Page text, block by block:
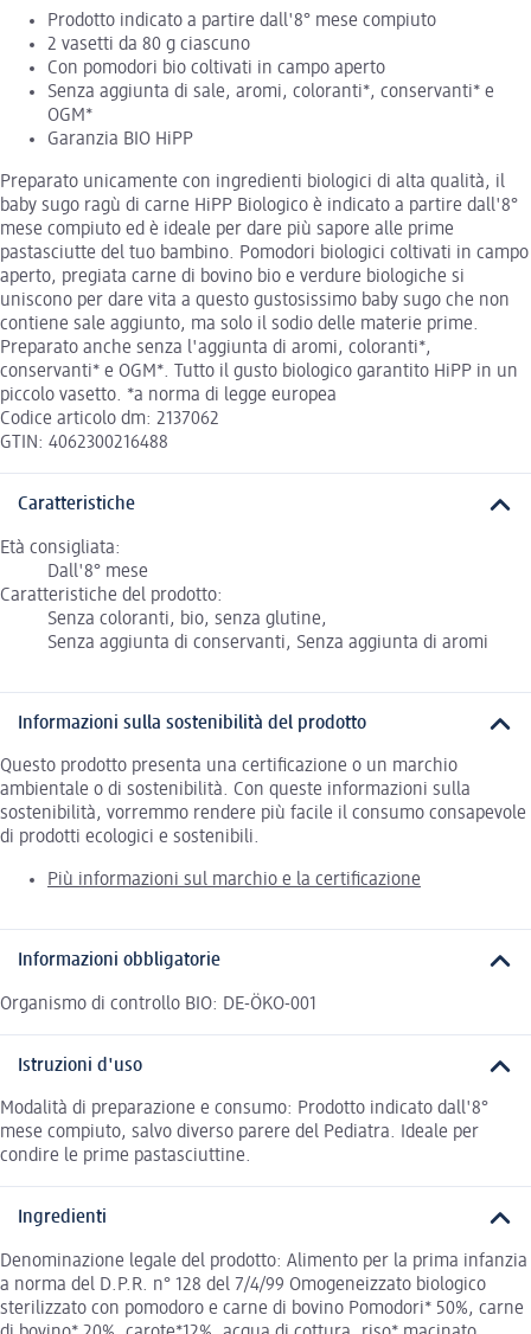
Prodotto indicato a partire dall'8° mese compiuto
2 vasetti da 80 g ciascuno
Con pomodori bio coltivati in campo aperto
Senza aggiunta di sale, aromi, coloranti*, conservanti* e
OGM*
Garanzia BIO HiPP
Preparato unicamente con ingredienti biologici di alta qualità, il
baby sugo ragù di carne HiPP Biologico è indicato a partire dall'8°
mese compiuto ed è ideale per dare più sapore alle prime
pastasciutte del tuo bambino. Pomodori biologici coltivati in campo
aperto, pregiata carne di bovino bio e verdure biologiche si
uniscono per dare vita a questo gustosissimo baby sugo che non
contiene sale aggiunto, ma solo il sodio delle materie prime.
Preparato anche senza l'aggiunta di aromi, coloranti*,
conservanti* e OGM*. Tutto il gusto biologico garantito HiPP in un
piccolo vasetto. *a norma di legge europea
Codice articolo dm: 2137062
GTIN: 4062300216488
Caratteristiche
Età consigliata:
Dall'8° mese
Caratteristiche del prodotto:
Senza coloranti, bio, senza glutine,
Senza aggiunta di conservanti, Senza aggiunta di aromi
Informazioni sulla sostenibilità del prodotto
Questo prodotto presenta una certificazione o un marchio
ambientale o di sostenibilità. Con queste informazioni sulla
sostenibilità, vorremmo rendere più facile il consumo consapevole
di prodotti ecologici e sostenibili.
Più informazioni sul marchio e la certificazione
Informazioni obbligatorie
Organismo di controllo BIO: DE-ÖKO-001
Istruzioni d'uso
Modalità di preparazione e consumo: Prodotto indicato dall'8°
mese compiuto, salvo diverso parere del Pediatra. Ideale per
condire le prime pastasciuttine.
Ingredienti
Denominazione legale del prodotto: Alimento per la prima infanzia
a norma del D.P.R. n° 128 del 7/4/99 Omogeneizzato biologico
sterilizzato con pomodoro e carne di bovino Pomodori* 50%, carne